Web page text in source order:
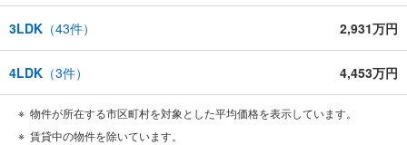
3LDK （43件） 2,931万円
4LDK （3件） 4,453万円
物件が所在する市区町村を対象とした平均価格を表示しています。
賃貸中の物件を除いています。